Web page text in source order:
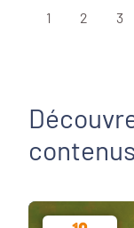
1 2 3
contenus